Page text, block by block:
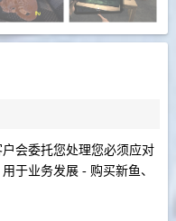
会委托您处理您必须应对
于业务发展 - 购买新鱼、